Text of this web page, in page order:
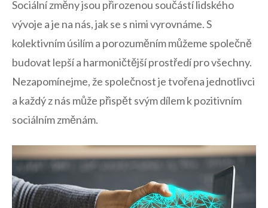
Sociální změny jsou přirozenou součástí lidského
vývoje a je na nás, jak se s nimi vyrovnáme. S
‍kolektivním‌ úsilím a porozuměním můžeme společně
budovat lepší a harmoničtější prostředí pro všechny.
Nezapomínejme,⁣ že společnost je tvořena jednotlivci
a každý z nás může přispět svým dílem k​ pozitivním
sociálním změnám.